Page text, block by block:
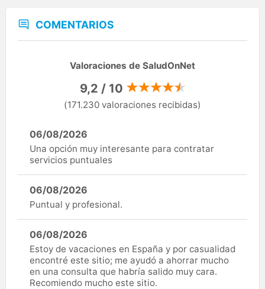
COMENTARIOS
Valoraciones de SaludOnNet
9,2 / 10
(171.230 valoraciones recibidas)
06/08/2026
Una opción muy interesante para contratar
servicios puntuales
06/08/2026
Puntual y profesional.
06/08/2026
Estoy de vacaciones en España y por casualidad
encontré este sitio; me ayudó a ahorrar mucho
en una consulta que habría salido muy cara.
Recomiendo mucho este sitio.